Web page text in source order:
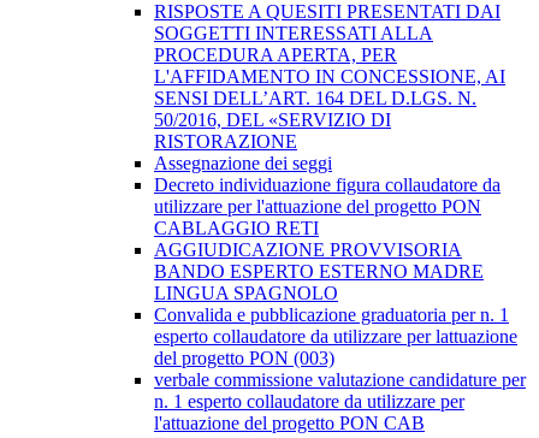
RISPOSTE A QUESITI PRESENTATI DAI
SOGGETTI INTERESSATI ALLA
PROCEDURA APERTA, PER
L'AFFIDAMENTO IN CONCESSIONE, AI
SENSI DELL’ART. 164 DEL D.LGS. N.
50/2016, DEL «SERVIZIO DI
RISTORAZIONE
Assegnazione dei seggi
Decreto individuazione figura collaudatore da
utilizzare per l'attuazione del progetto PON
CABLAGGIO RETI
AGGIUDICAZIONE PROVVISORIA
BANDO ESPERTO ESTERNO MADRE
LINGUA SPAGNOLO
Convalida e pubblicazione graduatoria per n. 1
esperto collaudatore da utilizzare per lattuazione
del progetto PON (003)
verbale commissione valutazione candidature per
n. 1 esperto collaudatore da utilizzare per
l'attuazione del progetto PON CAB